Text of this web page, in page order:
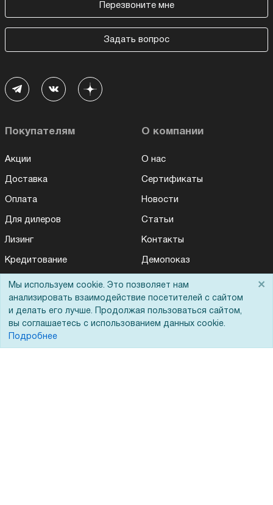
Перезвоните мне
Задать вопрос
Покупателям
Акции
Доставка
Оплата
Для дилеров
Лизинг
Кредитование
Госучреждениям
Тендеры
Бренды
ЭДО
О компании
О нас
Сертификаты
Новости
Статьи
Контакты
Демопоказ
Мы используем cookie. Это позволяет нам
анализировать взаимодействие посетителей с сайтом
и делать его лучше. Продолжая пользоваться сайтом,
вы соглашаетесь с использованием данных cookie.
Подробнее
×